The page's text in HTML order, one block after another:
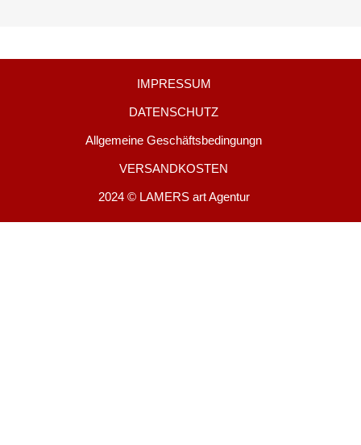
IMPRESSUM
DATENSCHUTZ
Allgemeine Geschäftsbedingungn
VERSANDKOSTEN
2024 © LAMERS art Agentur